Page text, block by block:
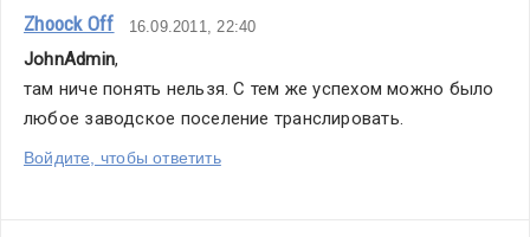
Zhoock Off 16.09.2011, 22:40
JohnAdmin,
там ниче понять нельзя. С тем же успехом можно было
любое заводское поселение транслировать.
Войдите, чтобы ответить